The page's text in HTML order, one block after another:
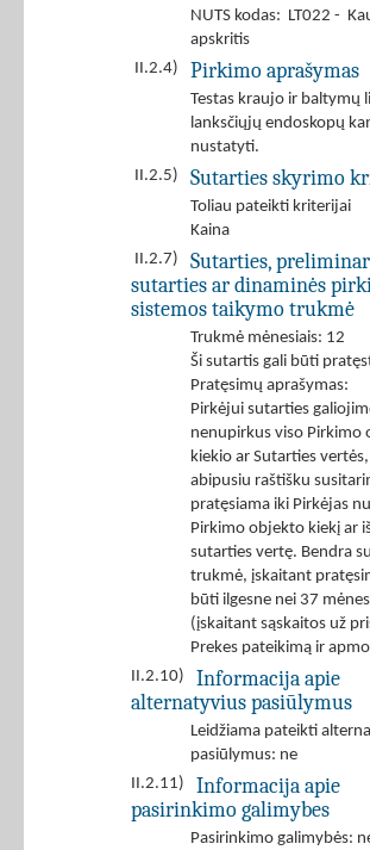
NUTS kodas: LT022 -
apskritis
II.2.4)
Pirkimo aprašymas
Testas kraujo ir baltymų
lanksčiųjų endoskopų
nustatyti.
II.2.5)
Sutarties skyrimo
Toliau pateikti kriterijai
Kaina
II.2.7)
Sutarties,
sutarties ar dinaminės
sistemos taikymo trukmė
Trukmė mėnesiais: 12
Ši sutartis gali būti
Pratęsimų aprašymas:
Pirkėjui sutarties
nenupirkus viso Pirkimo
kiekio ar Sutarties
abipusiu raštišku
pratęsiama iki Pirkėjas
Pirkimo objekto kiekį ar
sutarties vertę. Bendra
trukmė, įskaitant
būti ilgesne nei 37
(įskaitant sąskaitos už
Prekes pateikimą ir
II.2.10)
Informacija apie
alternatyvius pasiūlymus
Leidžiama pateikti
pasiūlymus: ne
II.2.11)
Informacija apie
pasirinkimo galimybes
Pasirinkimo galimybės: